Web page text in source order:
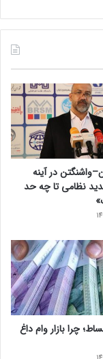
در آینه
نظامی تا چه حد
چرا بازار وام داغ